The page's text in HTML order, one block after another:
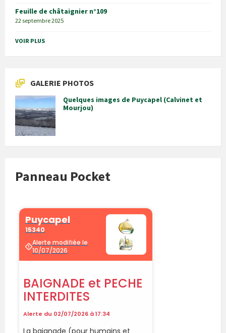
Feuille de châtaignier n°109
22 septembre 2025
VOIR PLUS
GALERIE PHOTOS
Quelques images de Puycapel (Calvinet et
Mourjou)
Panneau Pocket